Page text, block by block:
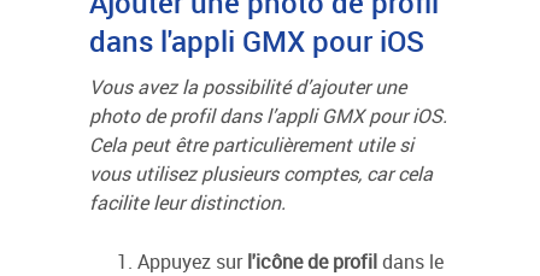
dans l'appli GMX pour iOS
Vous avez la possibilité d’ajouter une
photo de profil dans l’appli GMX pour iOS.
Cela peut être particulièrement utile si
vous utilisez plusieurs comptes, car cela
facilite leur distinction.
Appuyez surl'icône de profildans le